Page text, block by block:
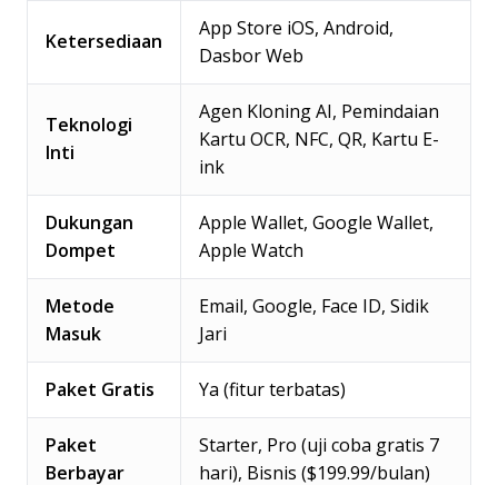
Ketersediaan
App Store iOS, Android,
Dasbor Web
Teknologi
Inti
Agen Kloning AI, Pemindaian
Kartu OCR, NFC, QR, Kartu E-
ink
Dukungan
Dompet
Apple Wallet, Google Wallet,
Apple Watch
Metode
Masuk
Email, Google, Face ID, Sidik
Jari
Paket Gratis Ya (fitur terbatas)
Paket
Berbayar
Starter, Pro (uji coba gratis 7
hari), Bisnis ($199.99/bulan)